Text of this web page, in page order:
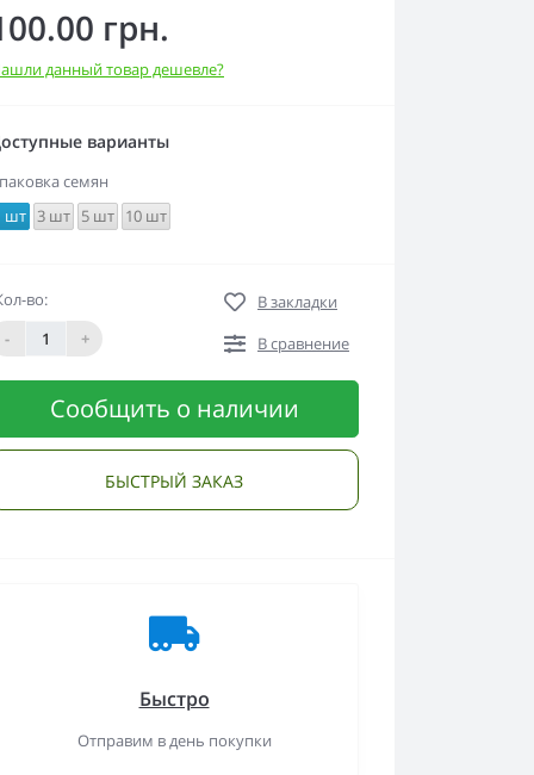
грн.
данный товар дешевле?
варианты
семян
шт 3 шт 5 шт 10 шт
во:
-
+
В закладки
В сравнение
Сообщить о наличии
БЫСТРЫЙ ЗАКАЗ
Быстро
Отправим в день покупки